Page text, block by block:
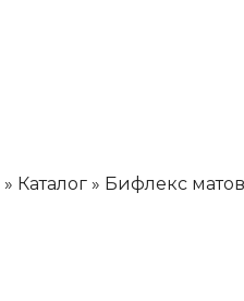
» Каталог » Бифлекс